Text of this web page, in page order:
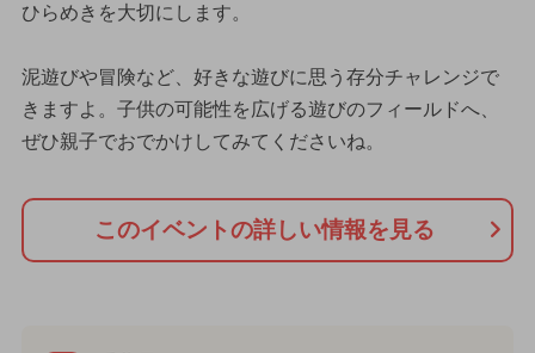
ひらめきを大切にします。
泥遊びや冒険など、好きな遊びに思う存分チャレンジで
きますよ。子供の可能性を広げる遊びのフィールドへ、
ぜひ親子でおでかけしてみてくださいね。
このイベントの詳しい情報を見る